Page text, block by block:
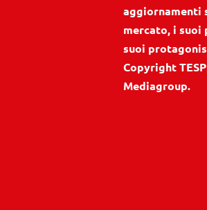
aggiornamenti
mercato, i
suoi
Copyright
Mediagroup.